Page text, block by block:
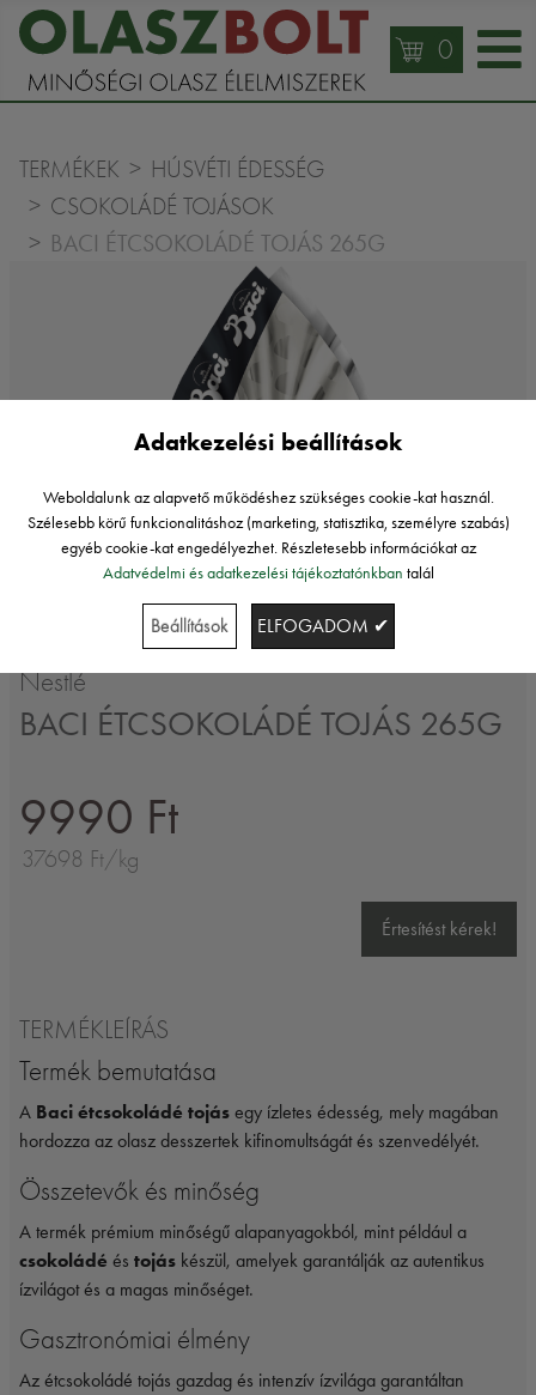
0
TERMÉKEK
HÚSVÉTI ÉDESSÉG
CSOKOLÁDÉ TOJÁSOK
BACI ÉTCSOKOLÁDÉ TOJÁS 265G
Nestlé
BACI ÉTCSOKOLÁDÉ TOJÁS 265G
9990 Ft
37698 Ft/kg
Értesítést kérek!
TERMÉKLEÍRÁS
Termék bemutatása
A Baci étcsokoládé tojás egy ízletes édesség, mely magában
hordozza az olasz desszertek kifinomultságát és szenvedélyét.
Összetevők és minőség
A termék prémium minőségű alapanyagokból, mint például a
csokoládé és tojás készül, amelyek garantálják az autentikus
ízvilágot és a magas minőséget.
Gasztronómiai élmény
Az étcsokoládé tojás gazdag és intenzív ízvilága garantáltan
Adatkezelési beállítások
Weboldalunk az alapvető működéshez szükséges cookie-kat használ.
Szélesebb körű funkcionalitáshoz (marketing, statisztika, személyre szabás)
egyéb cookie-kat engedélyezhet. Részletesebb információkat az
Adatvédelmi és adatkezelési tájékoztatónkban talál
Beállítások ELFOGADOM ✔